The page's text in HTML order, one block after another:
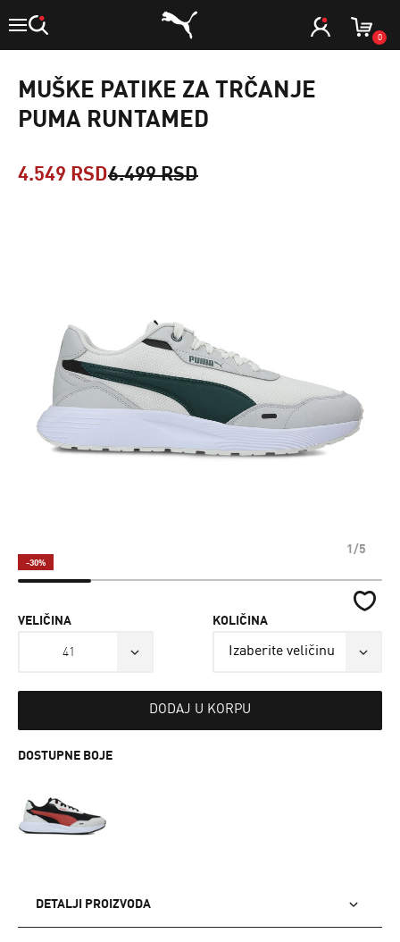
0
MUŠKE PATIKE ZA TRČANJE
PUMA RUNTAMED
4.549 RSD6.499 RSD
1/5
-30%
VELIČINA
41
KOLIČINA
DODAJ U KORPU
DOSTUPNE BOJE
DETALJI PROIZVODA